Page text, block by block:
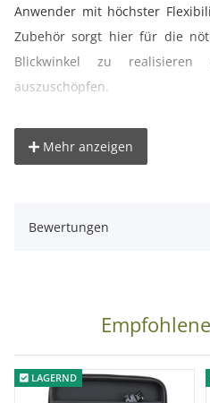
Anwender mit höchster
Zubehör sorgt hier für die
Blickwinkel zu
auszuschöpfen.
unentbehrliches Produkt für
seinen Füllstoff ist das
Accessories wie das LCD
Mehr anzeigen
Bewertungen
LAGERND